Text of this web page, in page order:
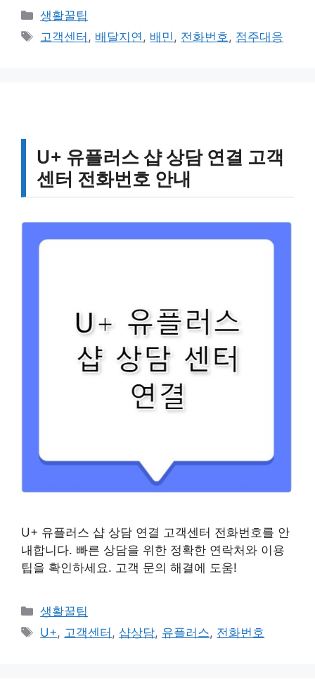
카
테
생활꿀팁
태
고객센터 , 배달지연, 배민, 전화번호, 점주대응
U+ 유플러스 샵 상담 연결 고객
센터 전화번호 안내
U+ 유플러스 샵 상담 연결 고객센터 전화번호를 안
내합니다. 빠른 상담을 위한 정확한 연락처와 이용
팁을 확인하세요. 고객 문의 해결에 도움!
카
테
생활꿀팁
태
U+, 고객센터 , 샵상담, 유플러스, 전화번호